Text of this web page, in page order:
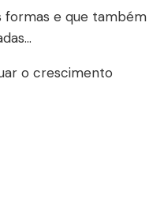
formas e que também
o crescimento